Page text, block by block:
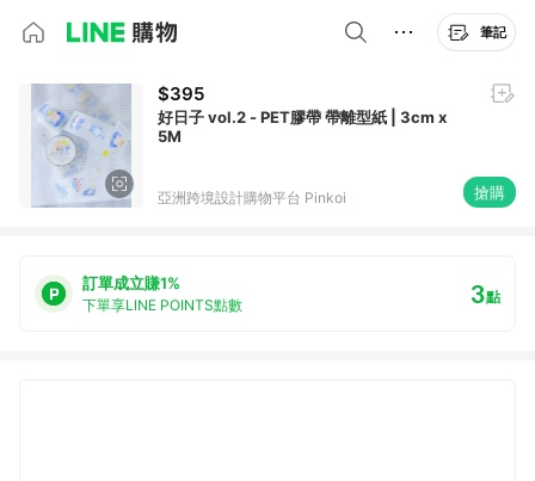
筆記
$395
好日子 vol.2 - PET膠帶 帶離型紙 | 3cm x
5M
亞洲跨境設計購物平台 Pinkoi 搶購
訂單成立賺1%
下單享LINE POINTS點數 3點